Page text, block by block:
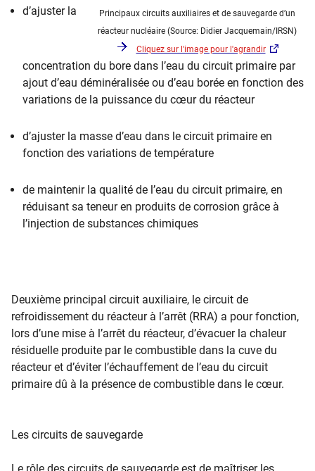
Principaux circuits auxiliaires et de sauvegarde d’un
réacteur nucléaire (Source: Didier Jacquemain/IRSN)
Cliquez sur l'image pour l'agrandir
d’ajuster la
concentration du bore dans l’eau du circuit primaire par
ajout d’eau déminéralisée ou d’eau borée en fonction des
variations de la puissance du cœur du réacteur
d’ajuster la masse d’eau dans le circuit primaire en
fonction des variations de température
de maintenir la qualité de l’eau du circuit primaire, en
réduisant sa teneur en produits de corrosion grâce à
l’injection de substances chimiques
Deuxième principal circuit auxiliaire, le circuit de
refroidissement du réacteur à l’arrêt (RRA) a pour fonction,
lors d’une mise à l’arrêt du réacteur, d’évacuer la chaleur
résiduelle produite par le combustible dans la cuve du
réacteur et d’éviter l’échauffement de l’eau du circuit
primaire dû à la présence de combustible dans le cœur.
Les circuits de sauvegarde